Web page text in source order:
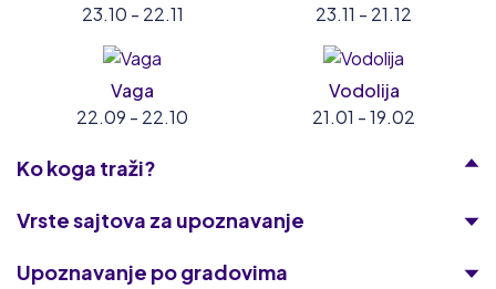
23.10 - 22.11
23.11 - 21.12
Vaga
22.09 - 22.10
Vodolija
21.01 - 19.02
Ko koga traži?
Vrste sajtova za upoznavanje
Upoznavanje po gradovima